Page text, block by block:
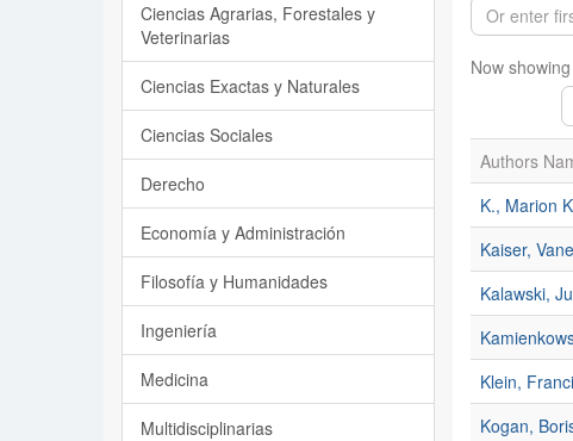
Now
Authors
K., Marion
Kaiser,
Kalawski,
Klein,
Kogan,
Ciencias Agrarias, Forestales y
Veterinarias
Ciencias Exactas y Naturales
Ciencias Sociales
Derecho
Economía y Administración
Filosofía y Humanidades
Ingeniería
Medicina
Multidisciplinarias